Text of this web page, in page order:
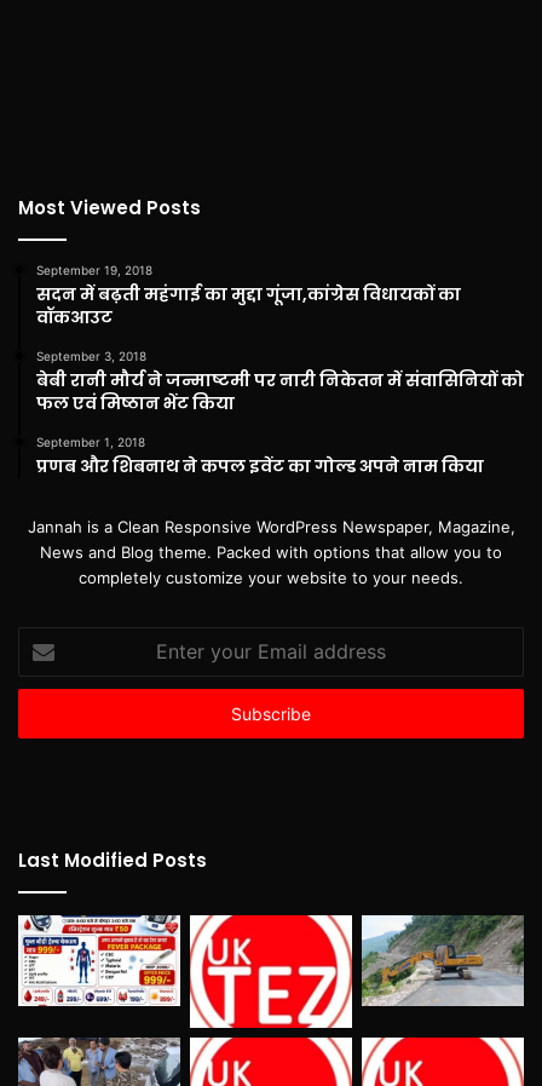
Most Viewed Posts
September 19, 2018
सदन में बढ़ती महंगाई का मुद्दा गूंजा,कांग्रेस विधायकों का
वॉकआउट
September 3, 2018
बेबी रानी मौर्य ने जन्माष्टमी पर नारी निकेतन में संवासिनियों को
फल एवं मिष्ठान भेंट किया
September 1, 2018
प्रणब और शिबनाथ ने कपल इवेंट का गोल्ड अपने नाम किया
Jannah is a Clean Responsive WordPress Newspaper, Magazine,
News and Blog theme. Packed with options that allow you to
completely customize your website to your needs.
your
Email
Last Modified Posts